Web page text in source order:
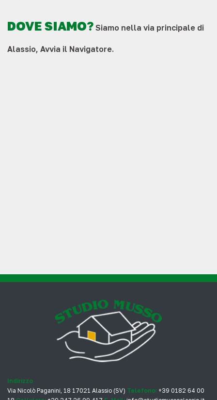
DOVE SIAMO? Siamo nella via principale di
Alassio, Avvia il Navigatore.
Indirizzo
Via Nicolò Paganini, 18 17021 Alassio (SV) Telefono: +39 0182 64 00